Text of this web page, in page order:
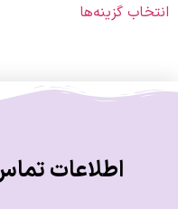
گزینه‌ها
اطلاعات تماس